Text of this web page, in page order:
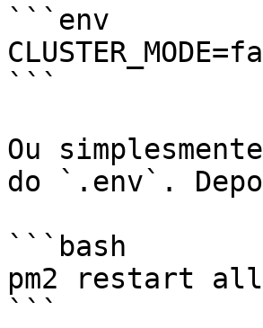
```env
```
Ou
do `.env`.
```bash
pm2 restart all
```